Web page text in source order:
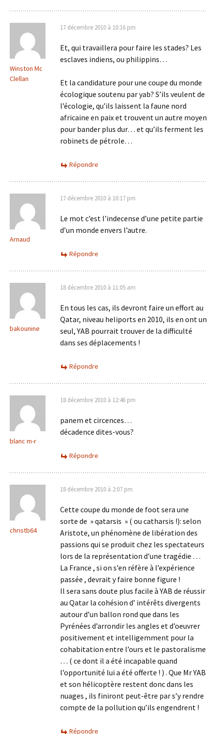
Winston Mc
Clellan
17 décembre 2010 à 10:16 pm
Et, qui travaillera pour faire les stades? Les
esclaves indiens, ou philippins…
Et la candidature pour une coupe du monde
écologique soutenu par yab? S’ils veulent de
l’écologie, qu’ils laissent la faune nord
africaine en paix et trouvent un autre moyen
pour bander plus dur… et qu’ils ferment les
robinets de pétrole…
Répondre
Arnaud
17 décembre 2010 à 10:17 pm
Le mot c’est l’indecense d’une petite partie
d’un monde envers l’autre.
Répondre
bakounine
18 décembre 2010 à 11:05 am
En tous les cas, ils devront faire un effort au
Qatar, niveau heliports en 2010, ils en ont un
seul, YAB pourrait trouver de la difficulté
dans ses déplacements !
Répondre
blanc m-r
18 décembre 2010 à 12:46 pm
panem et circences…
décadence dites-vous?
Répondre
christb64
18 décembre 2010 à 2:07 pm
Cette coupe du monde de foot sera une
sorte de » qatarsis » ( ou catharsis !): selon
Aristote, un phénomène de libération des
passions qui se produit chez les spectateurs
lors de la représentation d’une tragédie …
La France , si on s’en réfère à l’expérience
passée , devrait y faire bonne figure !
Il sera sans doute plus facile à YAB de réussir
au Qatar la cohésion d’ intérêts divergents
autour d’un ballon rond que dans les
Pyrénées d’arrondir les angles et d’oeuvrer
positivement et intelligemment pour la
cohabitation entre l’ours et le pastoralisme
… ( ce dont il a été incapable quand
l’opportunité lui a été offerte ! ) . Que Mr YAB
et son hélicoptère restent donc dans les
nuages , ils finiront peut-être par s’y rendre
compte de la pollution qu’ils engendrent !
Répondre